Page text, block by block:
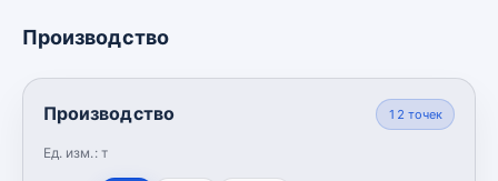
Производство
Производство
Ед. изм.: т
12 точек